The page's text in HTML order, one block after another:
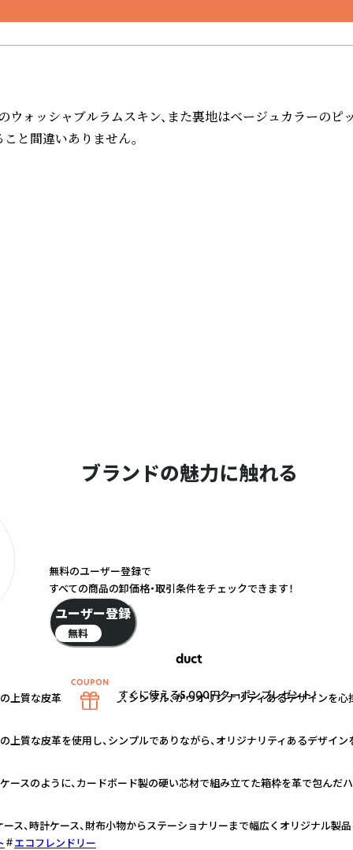
ォッシャブルラムスキン、また裏地はベージュカラーのピ
と間違いありません。
ブランドの魅力に触れる
duct
上質な皮革を主に使用し、シンプル、かつオリジナリティあるデザインを心
上質な皮革を使用し、シンプルでありながら、オリジナリティあるデザイン
ースのように、カードボード製の硬い芯材で組み立てた箱枠を革で包んだ
ース、時計ケース、財布小物からステーショナリーまで幅広くオリジナル製
エコフレンドリー
無料のユーザー登録で
すべての商品の卸価格・取引条件をチェックできます！
ユーザー登録
無料
すぐに使える5,000円クーポンプレゼント！